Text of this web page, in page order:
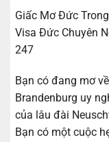
Giấc Mơ Đức
Visa Đức Chuyên
247
Bạn có đang mơ
Brandenburg uy
của lâu đài
Bạn có một cuộc